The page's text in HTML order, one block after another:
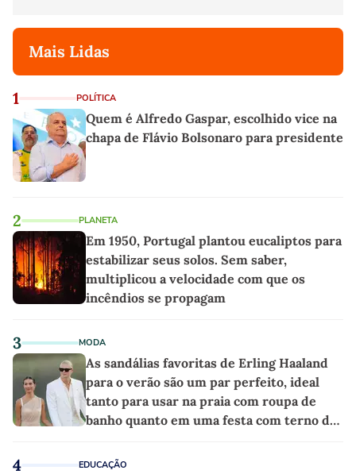
Mais Lidas
1 POLÍTICA
Quem é Alfredo Gaspar, escolhido vice na
chapa de Flávio Bolsonaro para presidente
2 PLANETA
Em 1950, Portugal plantou eucaliptos para
estabilizar seus solos. Sem saber,
multiplicou a velocidade com que os
incêndios se propagam
3 MODA
As sandálias favoritas de Erling Haaland
para o verão são um par perfeito, ideal
tanto para usar na praia com roupa de
banho quanto em uma festa com terno de
4 EDUCAÇÃO